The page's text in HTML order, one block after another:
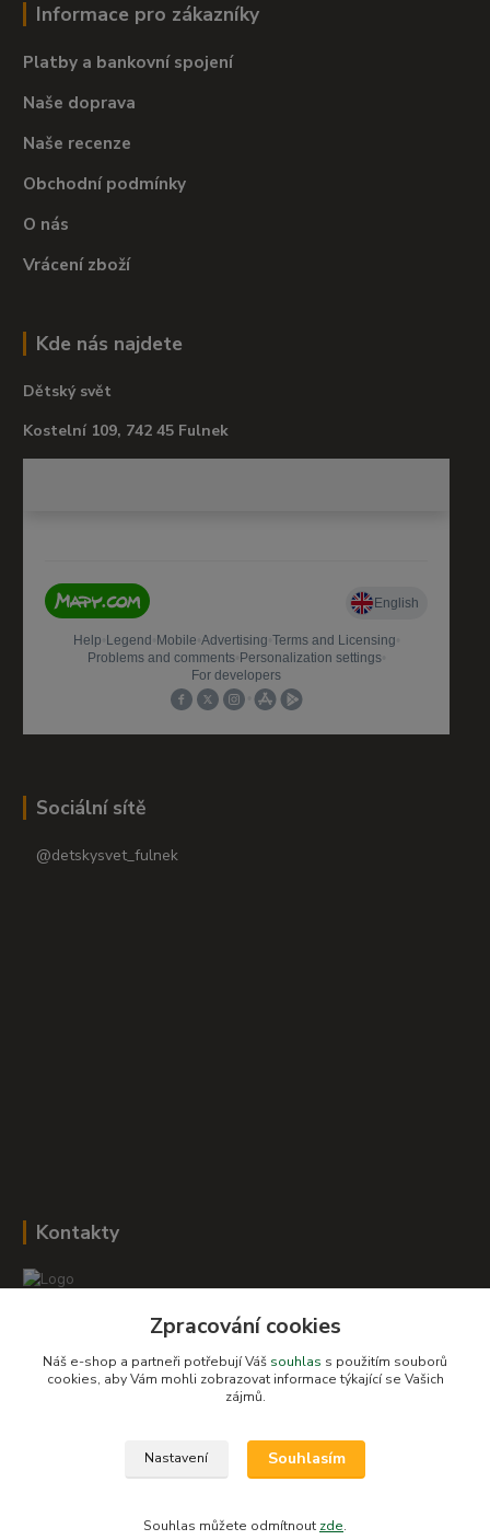
Informace pro zákazníky
Platby a bankovní spojení
Naše doprava
Naše recenze
Obchodní podmínky
O nás
Vrácení zboží
Kde nás najdete
Dětský svět
Kostelní 109, 742 45 Fulnek
Sociální sítě
@detskysvet_fulnek
Kontakty
+420 604 278 943
obchod-detskysvet@seznam.cz
Zpracování cookies
Náš e-shop a partneři potřebují Váš souhlas s použitím souborů
cookies, aby Vám mohli zobrazovat informace týkající se Vašich
zájmů.
Nastavení Souhlasím
Souhlas můžete odmítnout zde.